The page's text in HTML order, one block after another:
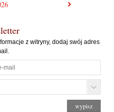
z witryny, dodaj swój adres